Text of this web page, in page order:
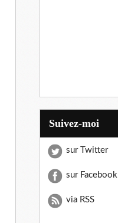
Suivez-moi
sur Twitter
sur Facebook
via RSS